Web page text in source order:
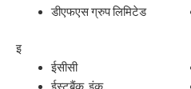
डीएफएस ग्रुप लिमिटेड
इ
ईसीसी
ईस्टबैंक, इंक.